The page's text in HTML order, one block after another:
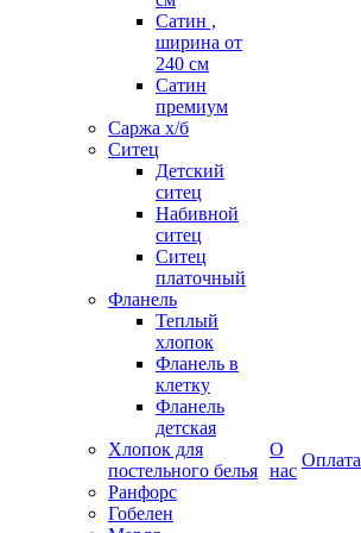
Сатин ,
ширина от
240 см
Сатин
премиум
Саржа х/б
Ситец
Детский
ситец
Набивной
ситец
Ситец
платочный
Фланель
Теплый
хлопок
Фланель в
клетку
Фланель
детская
Хлопок для
постельного белья
Ранфорс
Гобелен
О
нас
Оплата